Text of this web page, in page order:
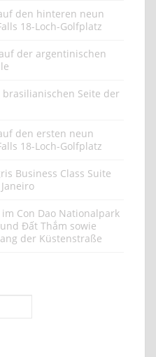
den hinteren neun
18-Loch-Golfplatz
der argentinischen
Seite der
den ersten neun
18-Loch-Golfplatz
Business Class Suite
Con Dao Nationalpark
Đất Thắm sowie
der Küstenstraße